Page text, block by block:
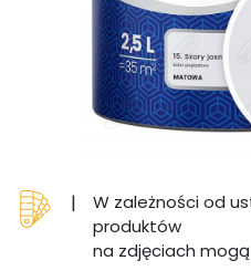
|
W zależności od
produktów
na zdjęciach